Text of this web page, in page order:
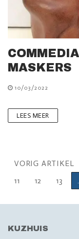
MASKERS
10/03/2022
LEES MEER
Berichten
paginering
VORIG ARTIKEL
11
12 13
KUZHUIS